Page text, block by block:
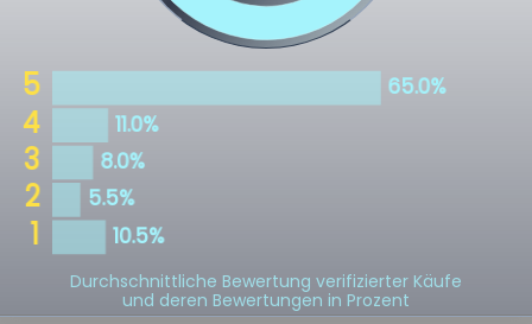
Durchschnittliche Bewertung verifizierter Käufe
und deren Bewertungen in Prozent